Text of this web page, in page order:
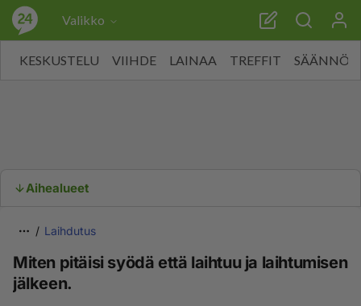
Valikko
KESKUSTELU VIIHDE LAINAA TREFFIT SÄÄNNÖT
Aihealueet
Laihdutus
Miten pitäisi syödä että laihtuu ja laihtumisen
jälkeen.